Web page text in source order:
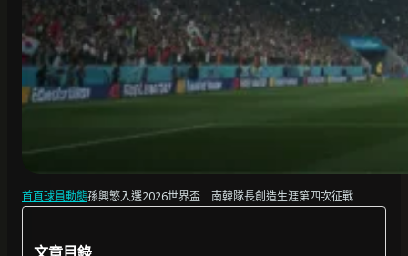
首頁球員動態孫興慜入選2026世界盃 南韓隊長創造生涯第四次征戰